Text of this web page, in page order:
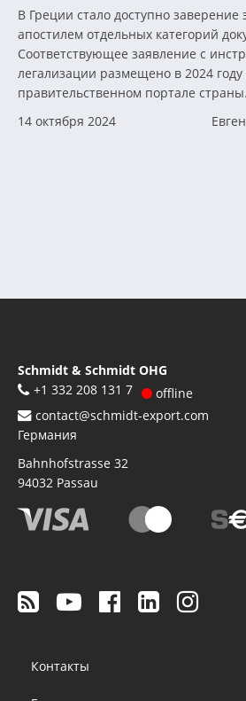
В Греции стало доступно заверение
апостилем отдельных категорий
Соответствующее заявление с
легализации размещено в 2024
правительственном портале страны.
14 октября 2024
Schmidt & Schmidt OHG
+1 332 208 131 7
offline
contact@schmidt-export.com
Германия
Bahnhofstrasse 32
94032 Passau
menu
Контакты